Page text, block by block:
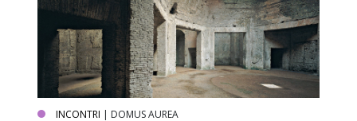
INCONTRI | DOMUS AUREA